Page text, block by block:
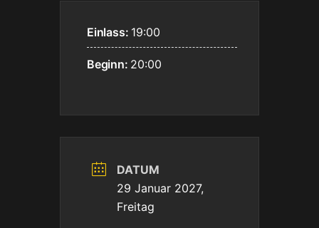
Einlass: 19:00
Beginn: 20:00
DATUM
29 Januar 2027,
Freitag